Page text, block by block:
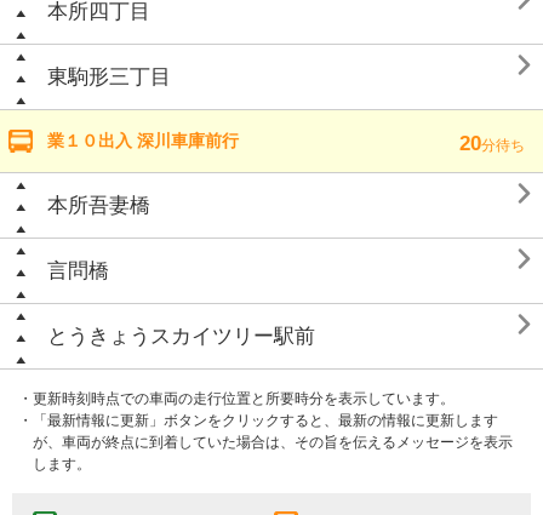
本所四丁目
東駒形三丁目 
業１０出入 深川車庫前行 20分待ち
本所吾妻橋 
言問橋 
とうきょうスカイツリー駅前 
・更新時刻時点での車両の走行位置と所要時分を表示しています。
・「最新情報に更新」ボタンをクリックすると、最新の情報に更新します
が、車両が終点に到着していた場合は、その旨を伝えるメッセージを表示
します。